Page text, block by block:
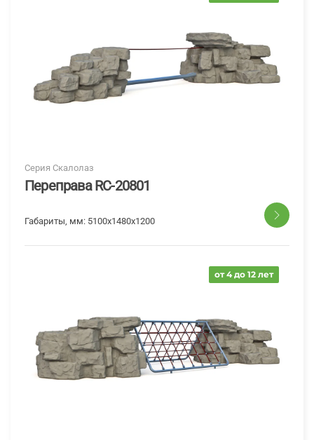
Серия Скалолаз
Переправа RC-20801
Габариты, мм: 5100х1480х1200
от 4 до 12 лет